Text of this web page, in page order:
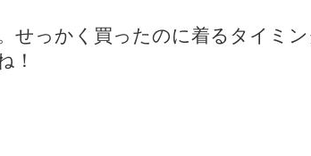
っかく買ったのに着るタイミ
！